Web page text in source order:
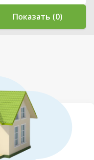
Показать (0)